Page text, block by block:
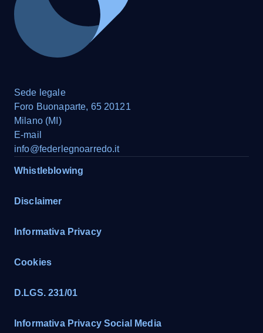
Sede legale
Foro Buonaparte, 65 20121
Milano (MI)
E-mail
info@federlegnoarredo.it
Whistleblowing
Disclaimer
Informativa Privacy
Cookies
D.LGS. 231/01
Informativa Privacy Social Media